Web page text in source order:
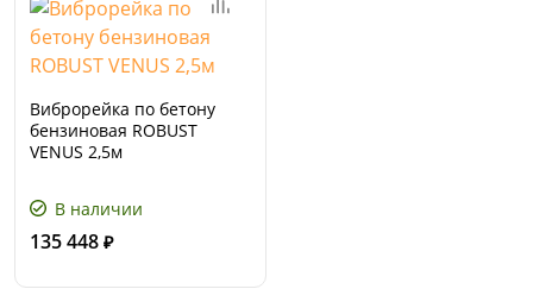
Виброрейка по бетону
бензиновая ROBUST
VENUS 2,5м
В наличии
135 448 ₽